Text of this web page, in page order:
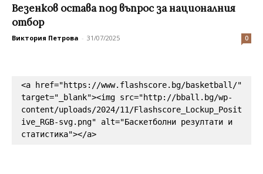
Везенков остава под въпрос за националния
отбор
Виктория Петрова - 31/07/2025 0
<a href="https://www.flashscore.bg/basketball/"
target="_blank"><img src="http://bball.bg/wp-
content/uploads/2024/11/Flashscore_Lockup_Posit
ive_RGB-svg.png" alt="Баскетболни резултати и
статистика"></a>